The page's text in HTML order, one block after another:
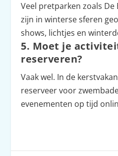
Veel pretparken zoals De
zijn in winterse sferen
shows, lichtjes en
5. Moet je
reserveren?
Vaak wel. In de
reserveer voor
evenementen op tijd